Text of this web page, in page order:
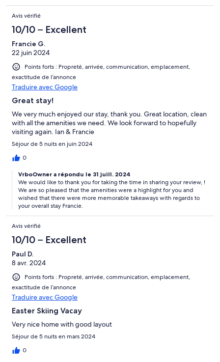
Avis vérifié
10/10 – Excellent
Francie G.
22 juin 2024
Points forts : Propreté, arrivée, communication, emplacement,
exactitude de l’annonce
Traduire avec Google
Great stay!
We very much enjoyed our stay, thank you. Great location, clean
with all the amenities we need. We look forward to hopefully
visiting again. Ian & Francie
Séjour de 5 nuits en juin 2024
0
VrboOwner a répondu le 31 juill. 2024
We would like to thank you for taking the time in sharing your review, !
We are so pleased that the amenities were a highlight for you and
wished that there were more memorable takeaways with regards to
your overall stay Francie.
Avis vérifié
10/10 – Excellent
Paul D.
8 avr. 2024
Points forts : Propreté, arrivée, communication, emplacement,
exactitude de l’annonce
Traduire avec Google
Easter Skiing Vacay
Very nice home with good layout
Séjour de 5 nuits en mars 2024
0